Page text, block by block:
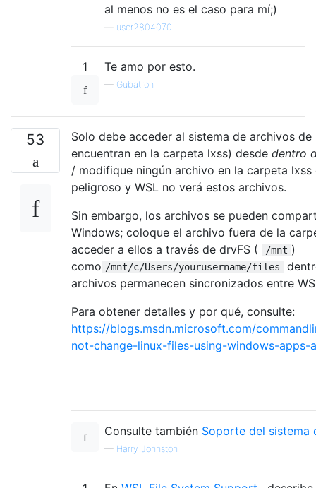
al menos no es el caso para mí;)
user2804070
1 Te amo por esto.
— Gubatron
53
Solo debe acceder al sistema de archivos de
encuentran en la carpeta lxss) desde dentro
/ modifique ningún archivo en la carpeta lxss
peligroso y WSL no verá estos archivos.
Sin embargo, los archivos se pueden
Windows; coloque el archivo fuera de la
acceder a ellos a través de drvFS (
/mnt )
como /mnt/c/Users/yourusername/files
archivos permanecen sincronizados entre
Para obtener detalles y por qué, consulte:
https://blogs.msdn.microsoft.com/
not-change-linux-files-using-windows-apps-
Consulte también Soporte del sistema
— Harry Johnston